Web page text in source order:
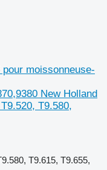
moissonneuse-
New Holland
T9.580,
T9.615, T9.655,